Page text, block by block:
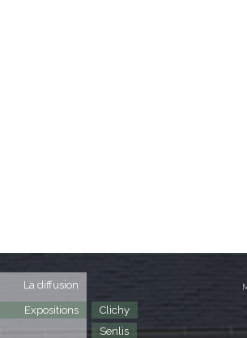
La diffusion
Expositions
Clichy
Senlis